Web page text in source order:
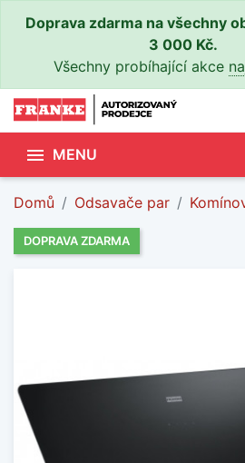
Doprava zdarma na všechny
3 000 Kč.
Všechny probíhající akce
 MENU
Domů Odsavače par
DOPRAVA ZDARMA